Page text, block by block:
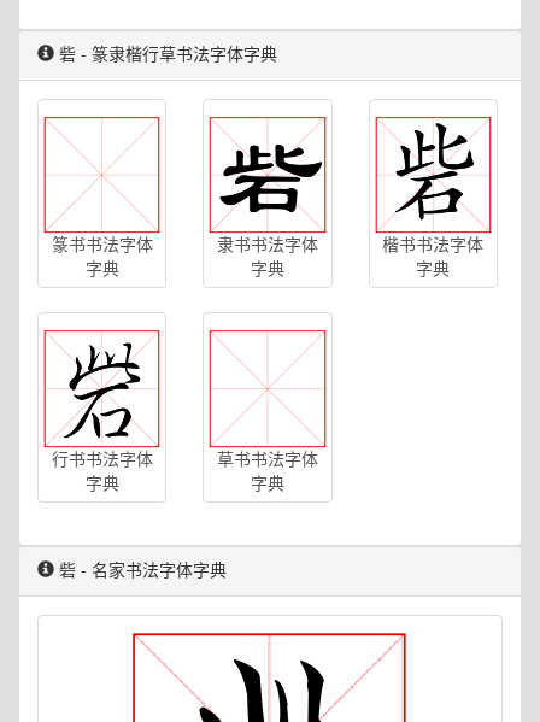
砦 - 篆隶楷行草书法字体字典
篆书书法字体
字典
隶书书法字体
字典
楷书书法字体
字典
行书书法字体
字典
草书书法字体
字典
砦 - 名家书法字体字典